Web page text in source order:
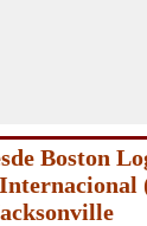
Boston